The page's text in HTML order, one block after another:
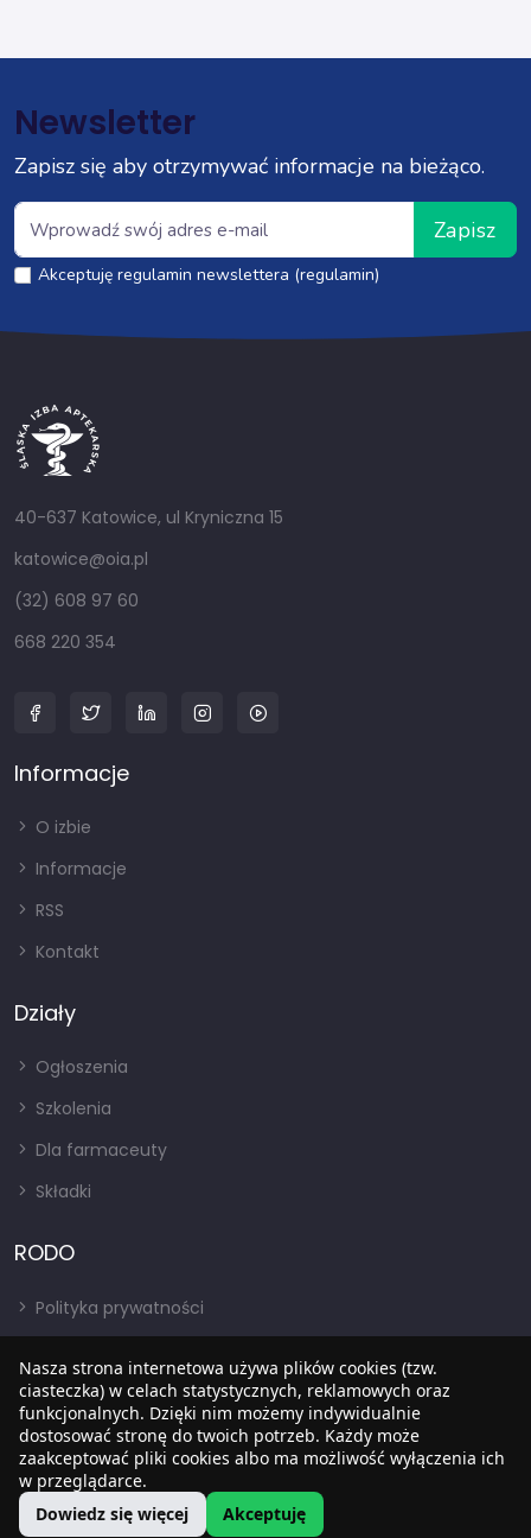
Newsletter
Zapisz się aby otrzymywać informacje na bieżąco.
Zapisz
Akceptuję regulamin newslettera (regulamin)
40-637 Katowice, ul Kryniczna 15
katowice@oia.pl
(32) 608 97 60
668 220 354
Informacje
O izbie
Informacje
RSS
Kontakt
Działy
Ogłoszenia
Szkolenia
Dla farmaceuty
Składki
RODO
Polityka prywatności
RODO
BIP
Copyright © 2022 SIA. Wszystkie prawa zastrzezone.
Nasza strona internetowa używa plików cookies (tzw.
ciasteczka) w celach statystycznych, reklamowych oraz
funkcjonalnych. Dzięki nim możemy indywidualnie
dostosować stronę do twoich potrzeb. Każdy może
zaakceptować pliki cookies albo ma możliwość wyłączenia ich
w przeglądarce.
Dowiedz się więcej
Akceptuję